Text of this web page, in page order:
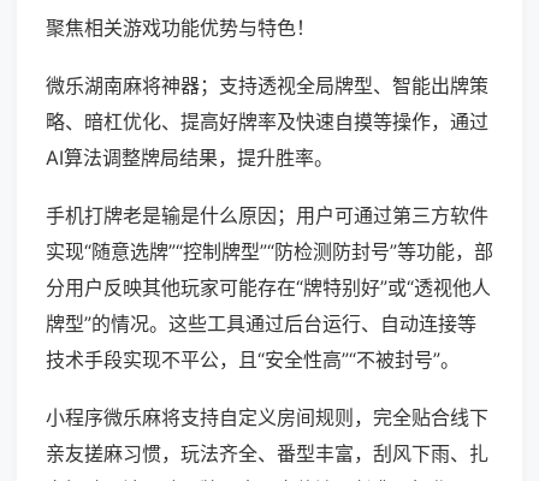
聚焦相关游戏功能优势与特色！
微乐湖南麻将神器；支持透视全局牌型、智能出牌策
略、暗杠优化、提高好牌率及快速自摸等操作，通过
AI算法调整牌局结果，提升胜率。
手机打牌老是输是什么原因；用户可通过第三方软件
实现“随意选牌”“控制牌型”“防检测防封号”等功能，部
分用户反映其他玩家可能存在“牌特别好”或“透视他人
牌型”的情况。这些工具通过后台运行、自动连接等
技术手段实现不平公，且“安全性高”“不被封号”。
小程序微乐麻将支持自定义房间规则，完全贴合线下
亲友搓麻习惯，玩法齐全、番型丰富，刮风下雨、扎